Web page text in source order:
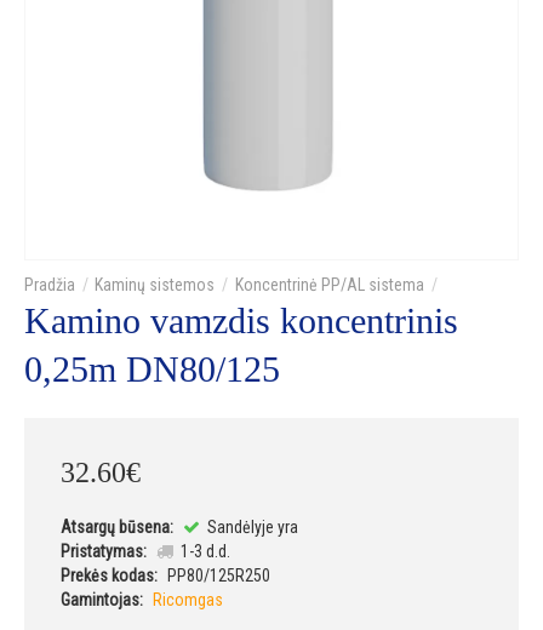
Kaminų sistemos Koncentrinė PP/AL sistema
Kamino vamzdis koncentrinis
0,25m DN80/125
32.60€
Atsargų būsena:
Sandėlyje yra
Pristatymas:
1-3 d.d.
Prekės kodas:
PP80/125R250
Gamintojas:
Ricomgas